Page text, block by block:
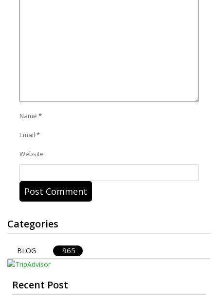
Name *
Email *
Website
Categories
BLOG 965
Recent Post